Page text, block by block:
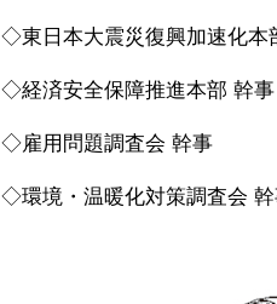
◇東日本大震災復興加速化本
◇経済安全保障推進本部 幹事
◇雇用問題調査会 幹事
◇環境・温暖化対策調査会